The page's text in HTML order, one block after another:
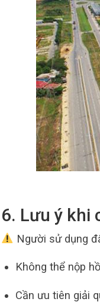
6. Lưu ý khi
Người sử dụng
Không thể nộp
Cần ưu tiên giải